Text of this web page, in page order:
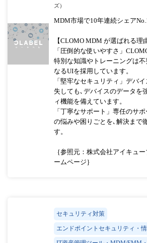
ズ）
MDM市場で10年連続シェア
【CLOMO MDM が選ばれる理
「圧倒的な使いやすさ」
特別な知識やトレーニングは
なるUIを採用しています。
「堅牢なセキュリティ」デバ
失しても､デバイスのデータを
ィ機能を備えています。
「丁寧なサポート」専任のサ
の悩みや困りごとを､解決まで
す。
｛参照元：株式会社アイキュ
ームページ｝
セキュリティ対策
エンドポイントセキュリティ・